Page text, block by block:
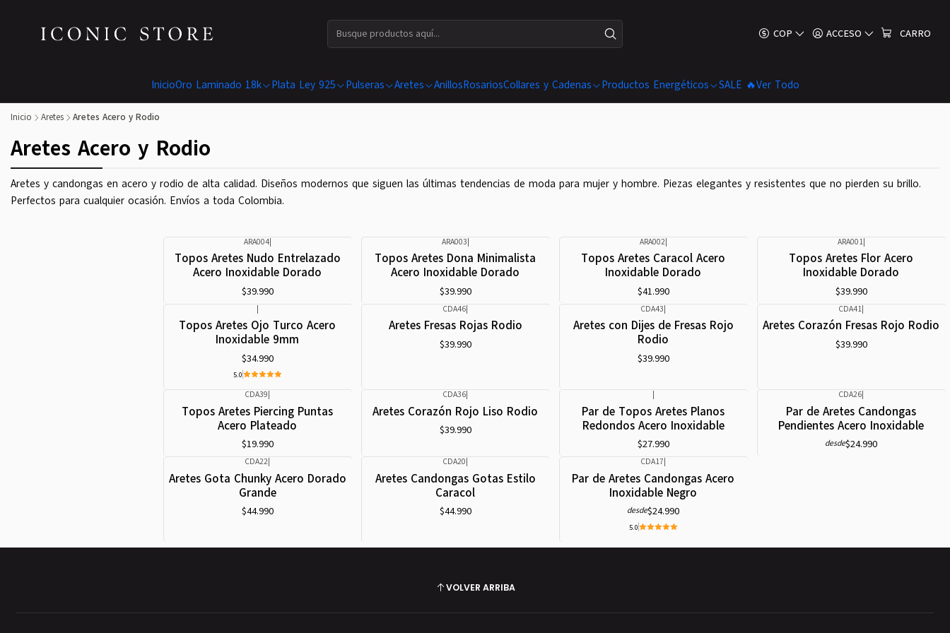
COP ACCESO CARRO
InicioOro Laminado 18k Plata Ley 925 Pulseras Aretes AnillosRosariosCollares y Cadenas Productos Energéticos SALE 🔥Ver Todo
Inicio Aretes Aretes Acero y Rodio
Aretes Acero y Rodio
Aretes y candongas en acero y rodio de alta calidad. Diseños modernos que siguen las últimas tendencias de moda para mujer y hombre. Piezas elegantes y resistentes que no pierden su brillo.
Perfectos para cualquier ocasión. Envíos a toda Colombia.
ARA004|
Topos Aretes Nudo Entrelazado
Acero Inoxidable Dorado
$39.990
ARA003
Topos Aretes Dona Minimalista
Acero Inoxidable Dorado
$39.990
ARA002|
Topos Aretes Caracol Acero
Inoxidable Dorado
$41.990
ARA001|
Topos Aretes Flor Acero
Inoxidable Dorado
$39.990
Topos Aretes Ojo Turco Acero
Inoxidable 9mm
$34.990
5.0
CDA46
Aretes Fresas Rojas Rodio
$39.990
CDA43
Aretes con Dijes de Fresas Rojo
Rodio
$39.990
CDA41
Aretes Corazón Fresas Rojo Rodio
$39.990
CDA39
Topos Aretes Piercing Puntas
Acero Plateado
$19.990
CDA36
Aretes Corazón Rojo Liso Rodio
$39.990
Par de Topos Aretes Planos
Redondos Acero Inoxidable
$27.990
CDA26
Par de Aretes Candongas
Pendientes Acero Inoxidable
desde$24.990
CDA22
Aretes Gota Chunky Acero Dorado
Grande
$44.990
CDA20
Aretes Candongas Gotas Estilo
Caracol
$44.990
CDA17
Par de Aretes Candongas Acero
Inoxidable Negro
desde$24.990
5.0
VOLVER ARRIBA